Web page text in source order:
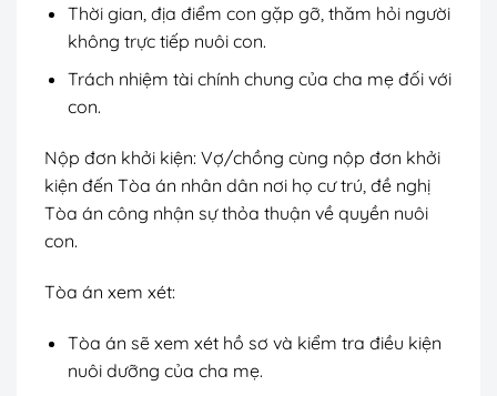
Thời gian, địa điểm con gặp gỡ, thăm hỏi người
không trực tiếp nuôi con.
Trách nhiệm tài chính chung của cha mẹ đối với
con.
Nộp đơn khởi kiện: Vợ/chồng cùng nộp đơn khởi
kiện đến Tòa án nhân dân nơi họ cư trú, đề nghị
Tòa án công nhận sự thỏa thuận về quyền nuôi
con.
Tòa án xem xét:
Tòa án sẽ xem xét hồ sơ và kiểm tra điều kiện
nuôi dưỡng của cha mẹ.